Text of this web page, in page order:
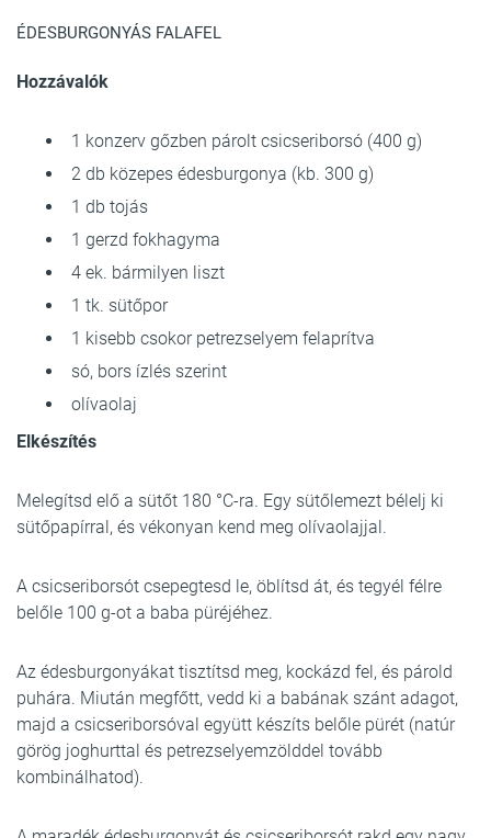
ÉDESBURGONYÁS FALAFEL
Hozzávalók
1 konzerv gőzben párolt csicseriborsó (400 g)
2 db közepes édesburgonya (kb. 300 g)
1 db tojás
1 gerzd fokhagyma
4 ek. bármilyen liszt
1 tk. sütőpor
1 kisebb csokor petrezselyem felaprítva
só, bors ízlés szerint
olívaolaj
Elkészítés
Melegítsd elő a sütőt 180 °C-ra. Egy sütőlemezt bélelj ki
sütőpapírral, és vékonyan kend meg olívaolajjal.
A csicseriborsót csepegtesd le, öblítsd át, és tegyél félre
belőle 100 g-ot a baba püréjéhez.
Az édesburgonyákat tisztítsd meg, kockázd fel, és párold
puhára. Miután megfőtt, vedd ki a babának szánt adagot,
majd a csicseriborsóval együtt készíts belőle pürét (natúr
görög joghurttal és petrezselyemzölddel tovább
kombinálhatod).